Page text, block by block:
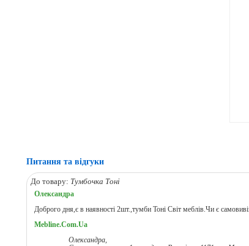
Питання та відгуки
До товару: Тумбочка Тоні
Олександра
Доброго дня,є в наявності 2шт.,тумби Тоні Світ меблів.Чи є
Mebline.Com.Ua
Олександра,